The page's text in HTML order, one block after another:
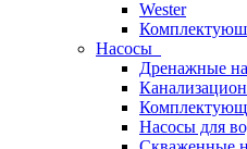
Wester
Насосы
Дренажные
Насосы для